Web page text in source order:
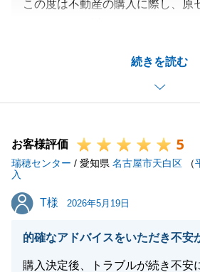
続きを読む
この度は不動産の購入に際し、原
ご案内をさせていただきましたが
く不動産を最終的にご購入いただ
大変嬉しく思います。
したらお気軽にお申し付けくださ
引き続き東急リバブルをご愛顧の
閉じる
お客様評価 5
瑞穂センター / 愛知県 名古屋市天白区 （
入
T様
T様 2026年5月19日
的確なアドバイスをいただき不安
購入決定後、トラブルが続き不安